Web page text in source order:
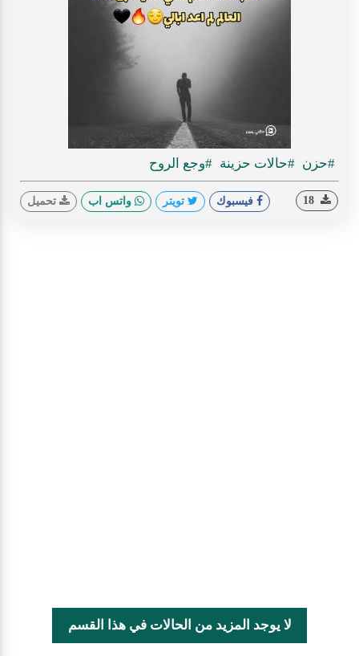
#حزن #حالات حزينة #وجع الروح
فيسبوك تويتر واتس اب تحميل
لا يوجد المزيد من الحالات في هذا القسم